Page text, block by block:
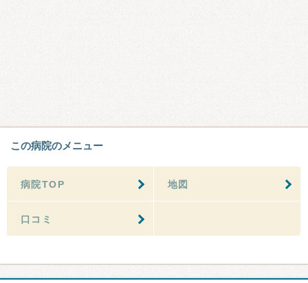
この病院のメニュー
病院TOP 地図
口コミ